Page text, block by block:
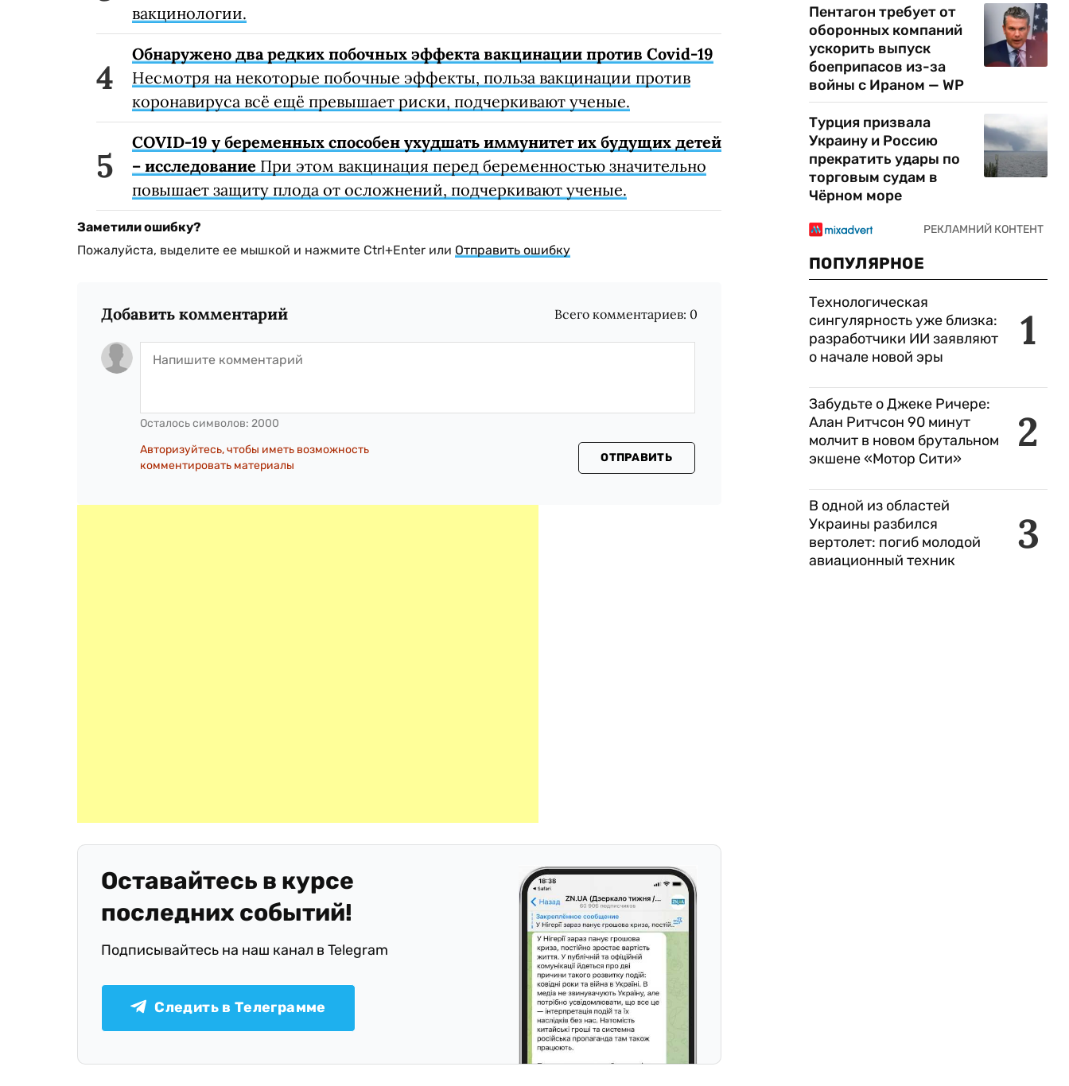
вакцинологии.
Обнаружено два редких побочных эффекта вакцинации против Covid-19
Несмотря на некоторые побочные эффекты, польза вакцинации против
коронавируса всё ещё превышает риски, подчеркивают ученые.
COVID-19 у беременных способен ухудшать иммунитет их будущих детей
– исследование При этом вакцинация перед беременностью значительно
повышает защиту плода от осложнений, подчеркивают ученые.
Заметили ошибку?
Пожалуйста, выделите ее мышкой и нажмите Ctrl+Enter или Отправить ошибку
Добавить комментарий Всего комментариев: 0
Осталось символов: 2000
Авторизуйтесь, чтобы иметь возможность
комментировать материалы
ОТПРАВИТЬ
Оставайтесь в курсе
последних событий!
Подписывайтесь на наш канал в Telegram
Следить в Телеграмме
Пентагон требует от
оборонных компаний
ускорить выпуск
боеприпасов из-за
войны с Ираном — WP
Турция призвала
Украину и Россию
прекратить удары по
торговым судам в
Чёрном море
ПОПУЛЯРНОЕ
1
Технологическая
сингулярность уже близка:
разработчики ИИ заявляют
о начале новой эры
2
Забудьте о Джеке Ричере:
Алан Ритчсон 90 минут
молчит в новом брутальном
экшене «Мотор Сити»
3
В одной из областей
Украины разбился
вертолет: погиб молодой
авиационный техник